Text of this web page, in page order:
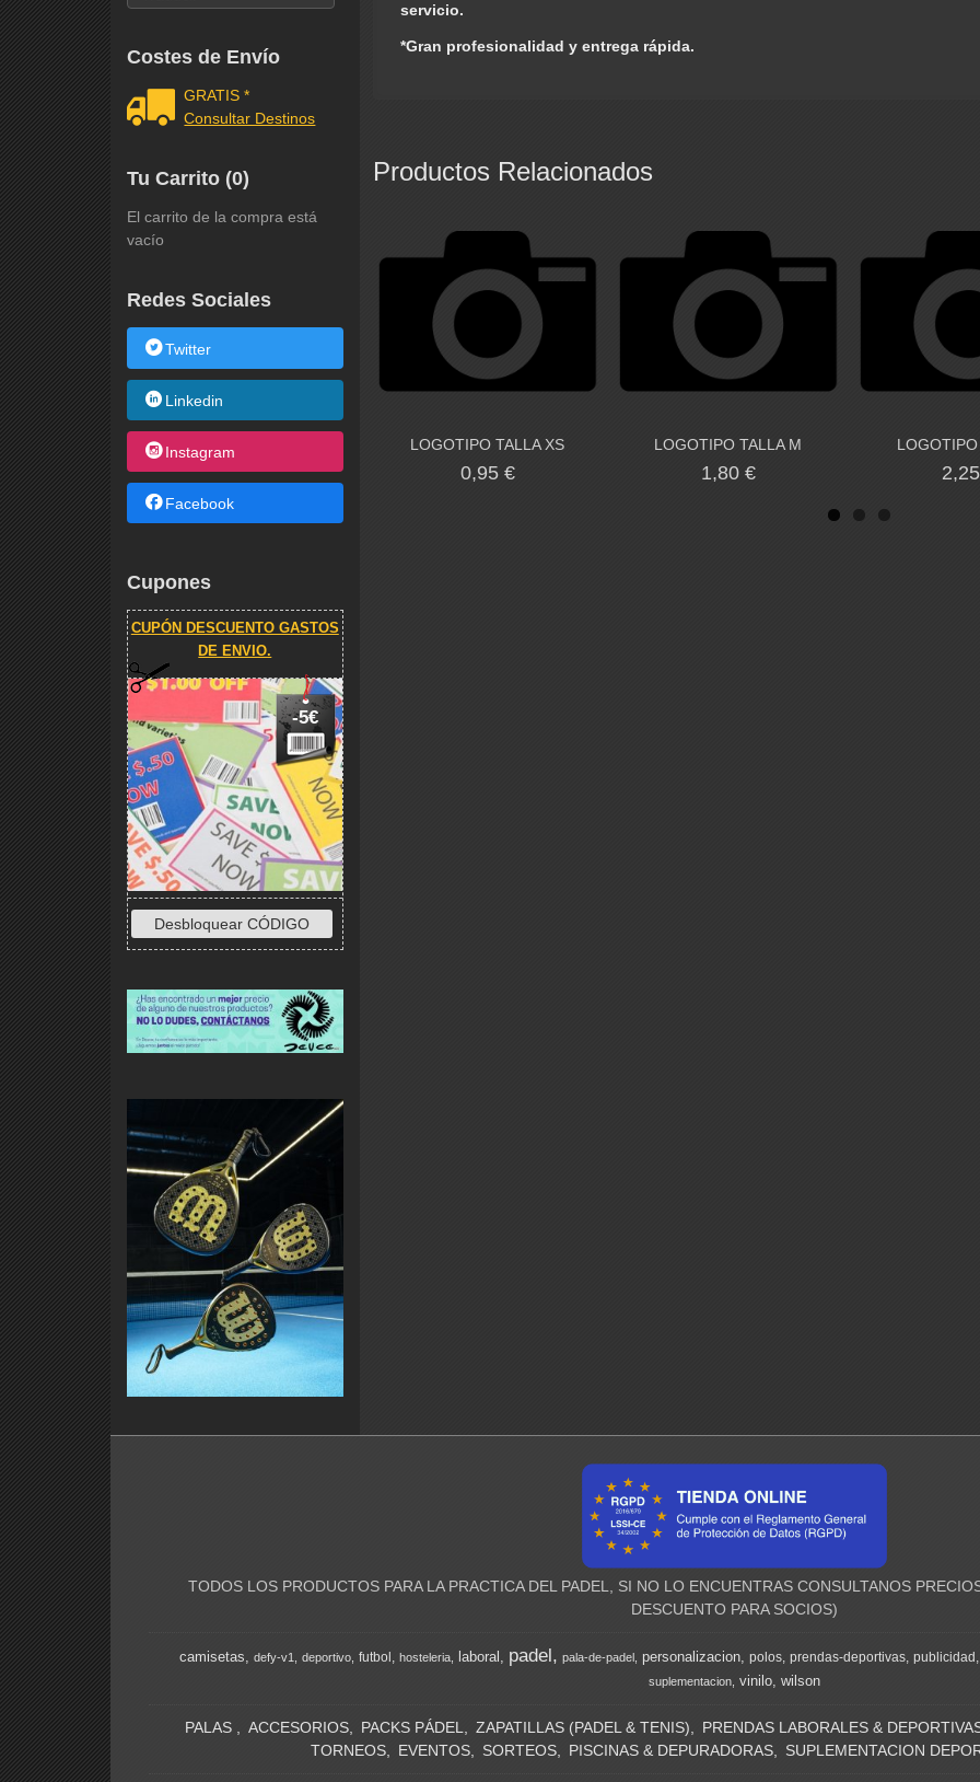
Costes de Envío
GRATIS *
Consultar Destinos
Tu Carrito (0)
El carrito de la compra está
vacío
Redes Sociales
Twitter
Linkedin
Instagram
Facebook
Cupones
CUPÓN DESCUENTO GASTOS
DE ENVIO.
-5€
servicio.
*Gran profesionalidad y entrega rápida.
Productos Relacionados
LOGOTIPO TALLA XS
0,95 €
LOGOTIPO TALLA M
1,80 €
LOGOTIPO
TODOS LOS PRODUCTOS PARA LA PRACTICA DEL PADEL, SI NO LO ENCUENTRAS CONSULTANOS
DESCUENTO PARA SOCIOS)
camisetas defy-v1 deportivo futbol hosteleria laboral padel pala-de-padel personalizacion polos prendas-deportivas publicidad
suplementacion vinilo wilson
PALAS ACCESORIOS PACKS PÁDEL ZAPATILLAS (PADEL & TENIS) PRENDAS LABORALES &
TORNEOS
EVENTOS SORTEOS PISCINAS & DEPURADORAS SUPLEMENTACION